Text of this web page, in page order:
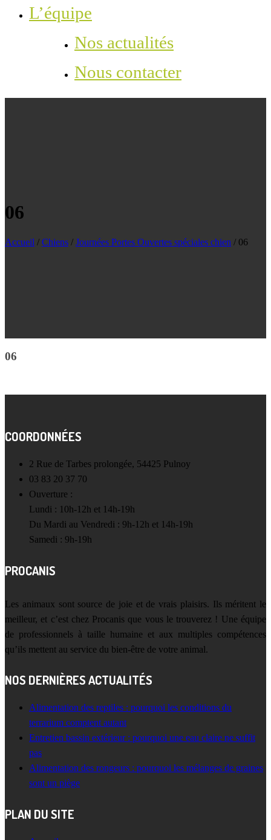
L’équipe
Nos actualités
Nous contacter
06
Accueil / Chiens / Journées Portes Ouvertes spéciales chien / 06
06
COORDONNÉES
2 Rue de Tarbes prolongée, 54425 Pulnoy
03 83 20 37 70
Ouverture :
Lundi : 10h-12h et 14h-19h
Du Mardi au Vendredi : 9h-12h et 14h-19h
Samedi : 9h-19h
PROCANIS
Les animaux sont source de joie et de vrais plaisirs. Ils méritent le
meilleur, et c’est chez Procanis que vous le trouverez ! Une équipe
de professionnels à taille humaine et aux multiples compétences
qu’ils mettent au service du bien-être de votre animal.
NOS DERNIÈRES ACTUALITÉS
Alimentation des reptiles : pourquoi les conditions du
terrarium comptent autant
Entretien bassin extérieur : pourquoi une eau claire ne suffit
pas
Alimentation des rongeurs : pourquoi les mélanges de graines
sont un piège
PLAN DU SITE